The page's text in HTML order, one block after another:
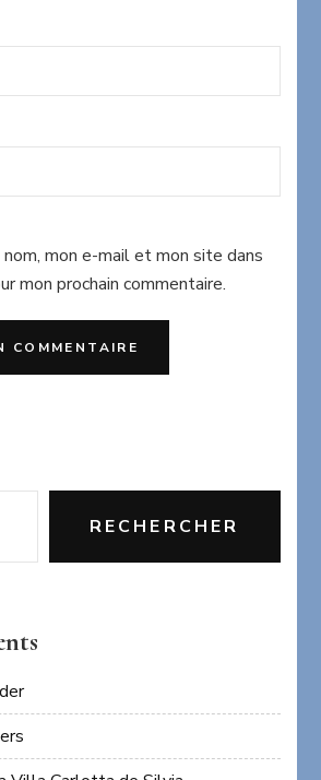
mon e-mail et mon site dans
mon prochain commentaire.
RECHERCHER